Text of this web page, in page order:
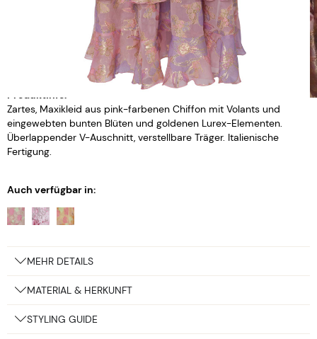
IN DEN WARENKORB Alternative:
Produktinfo:
Zartes, Maxikleid aus pink-farbenen Chiffon mit Volants und
eingewebten bunten Blüten und goldenen Lurex-Elementen.
Überlappender V-Auschnitt, verstellbare Träger. Italienische
Fertigung.
Auch verfügbar in:
MEHR DETAILS
MATERIAL & HERKUNFT
STYLING GUIDE